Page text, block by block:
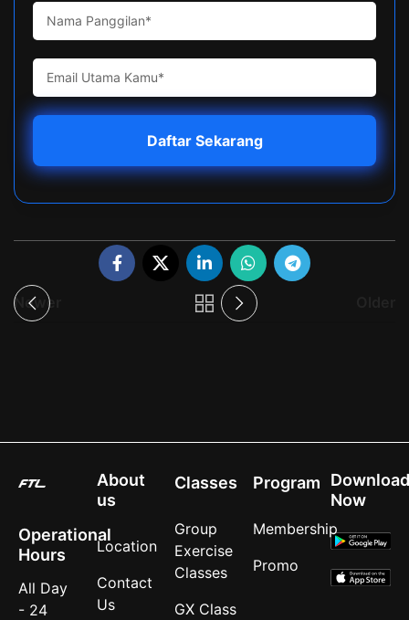
Newer
Operational
Hours
All Day
- 24
About
us
Location
Contact
Us
Classes
Group
Exercise
Classes
GX Class
Program
Membership
Promo
Now